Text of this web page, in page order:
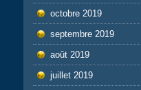
octobre 2019
septembre 2019
août 2019
juillet 2019